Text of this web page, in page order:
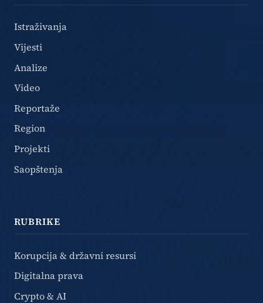
Istraživanja
Vijesti
Analize
Video
Reportaže
Region
Projekti
Saopštenja
RUBRIKE
Korupcija & državni resursi
Digitalna prava
Crypto & AI